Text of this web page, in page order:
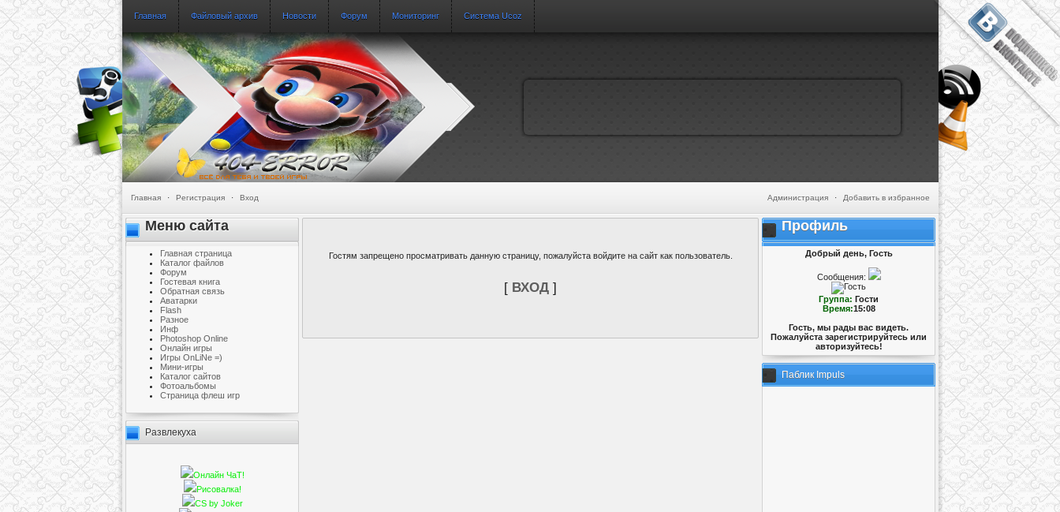
Главная Файловый архив Новости Форум Мониторинг Система Ucoz
Главная · Регистрация · Вход Администрация · Добавить в избранное
Меню сайта
Главная страница
Каталог файлов
Форум
Гостевая книга
Обратная связь
Аватарки
Flash
Разное
Инф
Photoshop Online
Онлайн игры
Игры OnLiNe =)
Мини-игры
Каталог сайтов
Фотоальбомы
Cтраница флеш игр
Развлекуха
Онлайн ЧаТ!
Рисовалка!
CS by Joker
Гостям запрещено просматривать данную страницу, пожалуйста войдите на сайт как пользователь.
[ ВХОД ]
Профиль
Добрый день, Гость
Сообщения:
Группа: Гости
Время:15:08
Гость, мы рады вас видеть.
Пожалуйста зарегистрируйтесь или
авторизуйтесь!
Паблик Impuls